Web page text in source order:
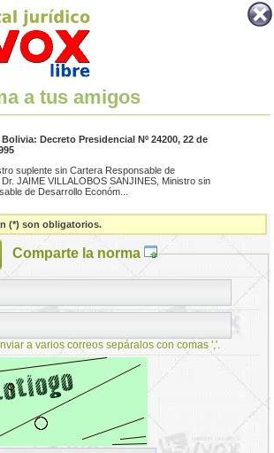
a tus amigos
Decreto Presidencial Nº 24200, 22 de
suplente sin Cartera Responsable de
JAIME VILLALOBOS SANJINES, Ministro sin
de Desarrollo Económ...
(*) son obligatorios.
Comparte la norma
a varios correos sepáralos con comas ','.